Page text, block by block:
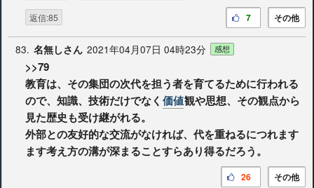
返信:85 その他
7
83. 名無しさん 2021年04月07日 04時23分 感想
>>79
教育は、その集団の次代を担う者を育てるために行われる
ので、知識、技術だけでなく 価値観や思想、その観点から
見た歴史も受け継がれる。
外部との友好的な交流がなければ、代を重ねるにつれます
ます考え方の溝が深まることすらあり得るだろう。
その他
26